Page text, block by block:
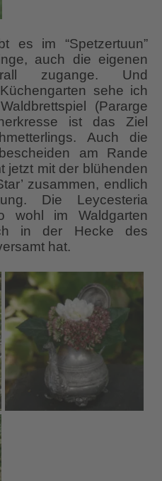
es im “Spetzertuun”
auch die eigenen
zugange. Und
sehe ich
(Pararge
ist das Ziel
Auch die
am Rande
jetzt mit der blühenden
zusammen, endlich
Die Leycesteria
wohl im Waldgarten
in der Hecke des
hat.